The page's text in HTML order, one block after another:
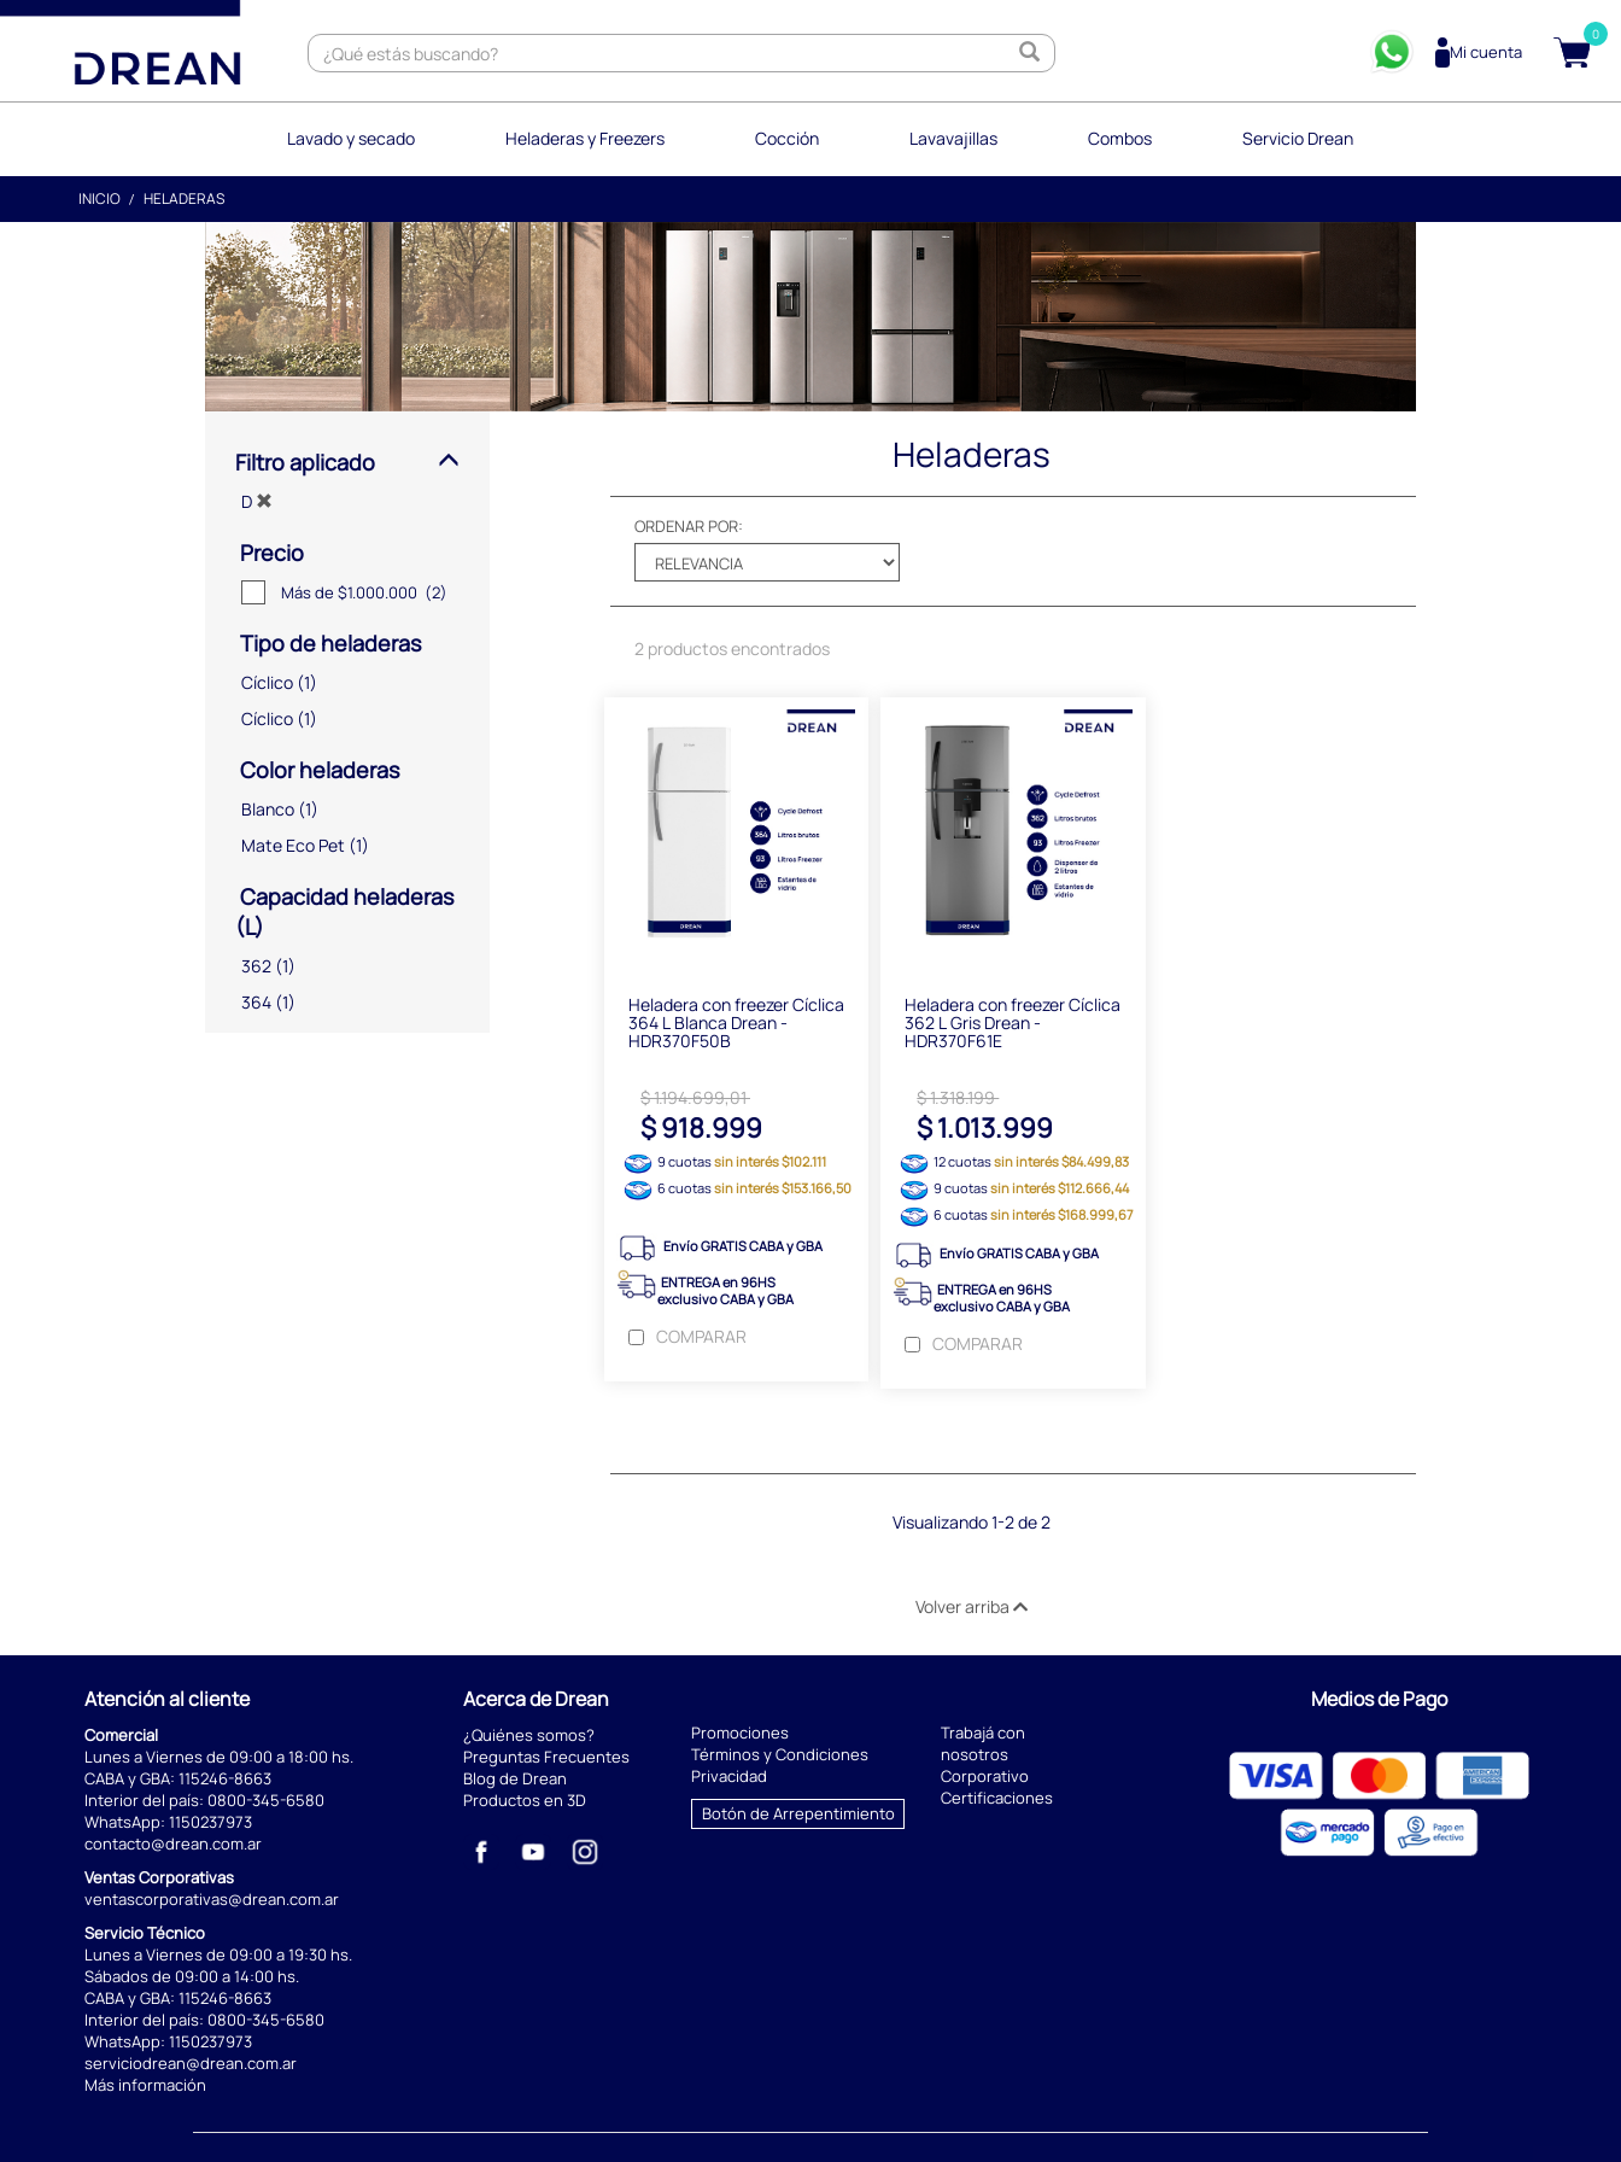
text.skipToContent
text.skipToNavigation
Mi cuenta
0
Lavado y secado Heladeras y Freezers Cocción Lavavajillas Combos Servicio Drean
INICIO HELADERAS
Filtro aplicado
D
Precio
Más de $1.000.000 (2)
Tipo de heladeras
Cíclico (1)
Cíclico (1)
Color heladeras
Blanco (1)
Mate Eco Pet (1)
Capacidad heladeras
(L)
362 (1)
364 (1)
Heladeras
ORDENAR POR:
2 productos encontrados
Heladera con freezer Cíclica
364 L Blanca Drean -
HDR370F50B
$ 1.194.699,01
$ 918.999
9 cuotassin interés $102.111
6 cuotassin interés $153.166,50
Envío GRATIS CABA y GBA
ENTREGA en 96HS
exclusivo CABA y GBA
COMPARAR
Heladera con freezer Cíclica
362 L Gris Drean -
HDR370F61E
$ 1.318.199
$ 1.013.999
12 cuotassin interés $84.499,83
9 cuotassin interés $112.666,44
6 cuotassin interés $168.999,67
Envío GRATIS CABA y GBA
ENTREGA en 96HS
exclusivo CABA y GBA
COMPARAR
Visualizando 1-2 de 2
Volver arriba
Atención al cliente
Comercial
Lunes a Viernes de 09:00 a 18:00 hs.
CABA y GBA: 115246-8663
Interior del país: 0800-345-6580
WhatsApp: 1150237973
contacto@drean.com.ar
Ventas Corporativas
ventascorporativas@drean.com.ar
Servicio Técnico
Lunes a Viernes de 09:00 a 19:30 hs.
Sábados de 09:00 a 14:00 hs.
CABA y GBA: 115246-8663
Interior del país: 0800-345-6580
WhatsApp: 1150237973
serviciodrean@drean.com.ar
Más información
Acerca de Drean
¿Quiénes somos?
Preguntas Frecuentes
Blog de Drean
Productos en 3D
Promociones
Términos y Condiciones
Privacidad
Botón de Arrepentimiento
Trabajá con
nosotros
Corporativo
Certificaciones
Medios de Pago